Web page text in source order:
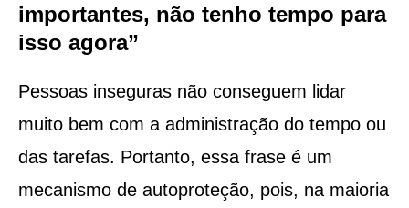
importantes, não tenho tempo para
isso agora”
Pessoas inseguras não conseguem lidar
muito bem com a administração do tempo ou
das tarefas. Portanto, essa frase é um
mecanismo de autoproteção, pois, na maioria